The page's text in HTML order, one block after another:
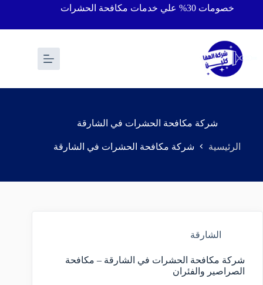
خصومات 30% علي خدمات مكافحة الحشرات
شركة مكافحة الحشرات في الشارقة
الرئيسية شركة مكافحة الحشرات في الشارقة
الشارقة
شركة مكافحة الحشرات في الشارقة – مكافحة
الصراصير والفئران